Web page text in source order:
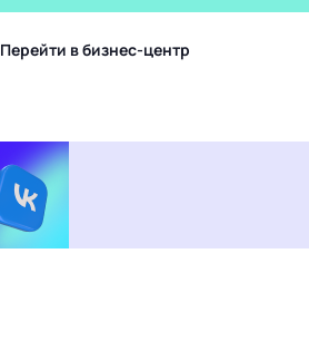
Перейти в бизнес-центр